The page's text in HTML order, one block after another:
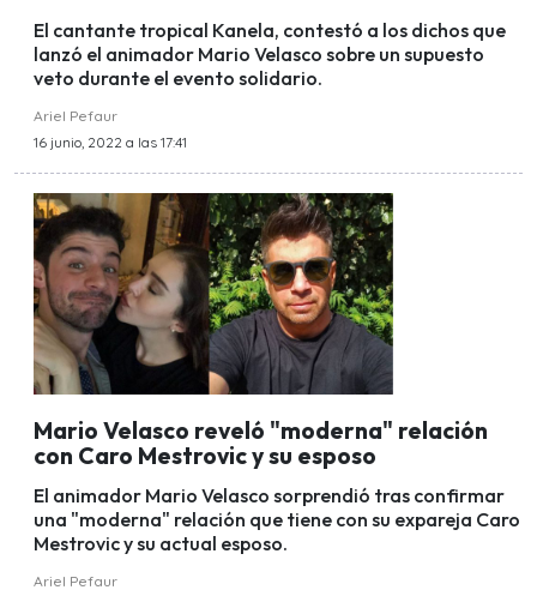
El cantante tropical Kanela, contestó a los dichos que
lanzó el animador Mario Velasco sobre un supuesto
veto durante el evento solidario.
Ariel Pefaur
16 junio, 2022 a las 17:41
Mario Velasco reveló "moderna" relación
con Caro Mestrovic y su esposo
El animador Mario Velasco sorprendió tras confirmar
una "moderna" relación que tiene con su expareja Caro
Mestrovic y su actual esposo.
Ariel Pefaur